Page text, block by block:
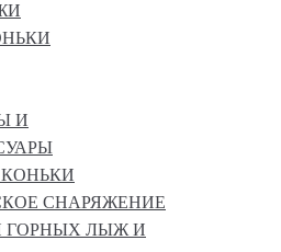
И
СНАРЯЖЕНИЕ
ГОРНЫХ ЛЫЖ И